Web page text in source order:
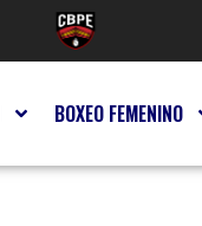
BOXEO FEMENINO